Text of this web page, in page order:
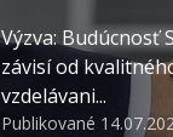
Výzva: Budúcnosť
závisí od
vzdelávani...
Publikované